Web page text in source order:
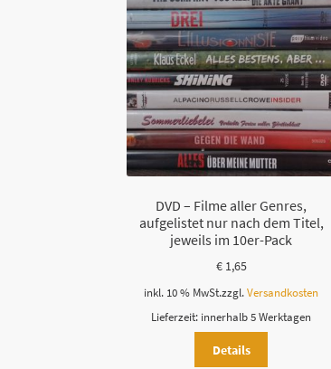
DVD – Filme aller Genres,
aufgelistet nur nach dem Titel,
jeweils im 10er-Pack
€1,65
inkl. 10 % MwSt.zzgl.Versandkosten
Lieferzeit: innerhalb 5 Werktagen
Details